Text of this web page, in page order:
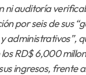
ni auditoría
por seis de sus
administrativos”,
RD$ 6,000
sus ingresos, frente